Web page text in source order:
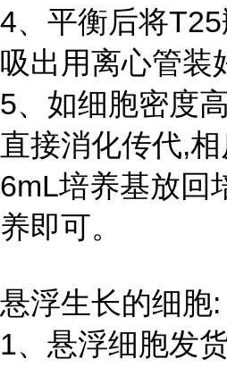
4、平衡后将
吸出用离心管装
5、如细胞密度
直接消化传代,
6mL培养基放回
养即可。
悬浮生长的细胞:
1、悬浮细胞发